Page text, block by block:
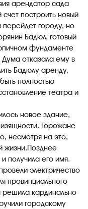
арендатор сада
построить новый
перейдет городу, но
Бадюл, готовый
фундаменте
отказала ему в
Бадюлу аренду,
полностью
театра и
новое здание,
Горожане
несмотря на это,
жизни.Позднее
получила его имя.
электричество
провинциального
решила кардинально
городскому